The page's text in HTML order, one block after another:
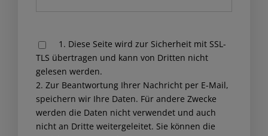
leave
this
field
empty.
1. Diese Seite wird zur Sicherheit mit SSL-
TLS übertragen und kann von Dritten nicht
gelesen werden.
2. Zur Beantwortung Ihrer Nachricht per E-Mail,
speichern wir Ihre Daten. Für andere Zwecke
werden die Daten nicht verwendet und auch
nicht an Dritte weitergeleitet. Sie können die